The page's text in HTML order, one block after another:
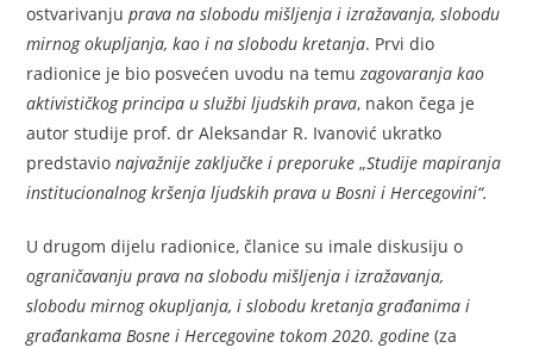
ostvarivanjuprava na slobodu mišljenja i izražavanja, slobodu
mirnog okupljanja, kao i na slobodu kretanja. Prvi dio
radionice je bio posvećen uvodu na temuzagovaranja kao
aktivističkog principa u službi ljudskih prava, nakon čega je
autor studije prof. dr Aleksandar R. Ivanović ukratko
predstavionajvažnije zaključke i preporuke „Studije mapiranja
institucionalnog kršenja ljudskih prava u Bosni i Hercegovini“.
U drugom dijelu radionice, članice su imale diskusiju o
ograničavanju prava na slobodu mišljenja i izražavanja,
slobodu mirnog okupljanja, i slobodu kretanja građanima i
građankama Bosne i Hercegovine tokom 2020. godine (za